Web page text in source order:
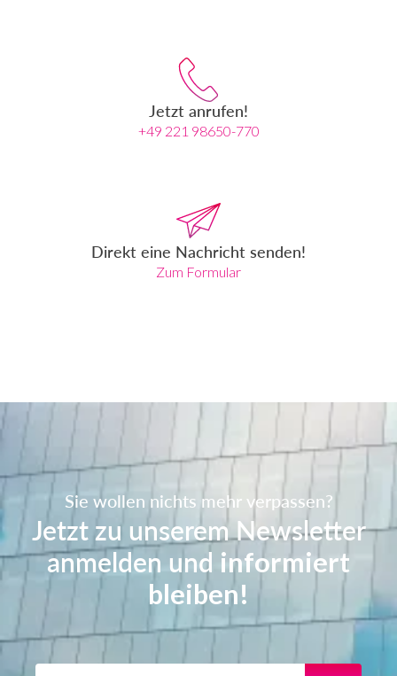
Jetzt anrufen!
+49 221 98650-770
Direkt eine Nachricht senden!
Zum Formular
Sie wollen nichts mehr verpassen?
Jetzt zu unserem Newsletter
anmelden und informiert
bleiben!